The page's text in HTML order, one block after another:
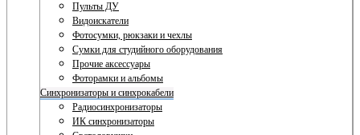
Пульты ДУ
Видоискатели
Фотосумки, рюкзаки и чехлы
Сумки для студийного оборудования
Прочие аксессуары
Фоторамки и альбомы
Синхронизаторы и синхрокабели
Радиосинхронизаторы
ИК синхронизаторы